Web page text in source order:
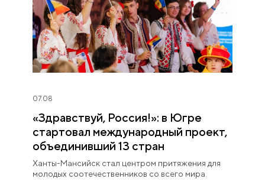
07.08
«Здравствуй, Россия!»: в Югре
стартовал международный проект,
объединивший 13 стран
Ханты-Мансийск стал центром притяжения для
молодых соотечественников со всего мира.